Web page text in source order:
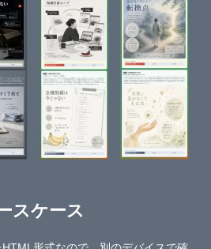
スケース